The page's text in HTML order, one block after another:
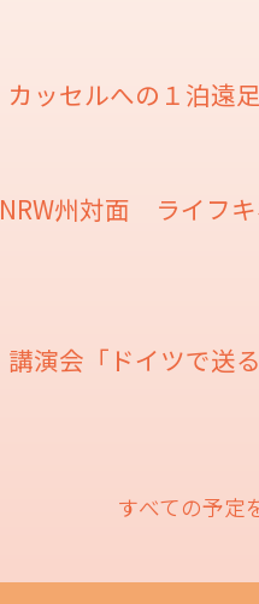
カッセルへの１泊遠足
NRW州対面 ライフ
講演会「ドイツで送
すべての予定